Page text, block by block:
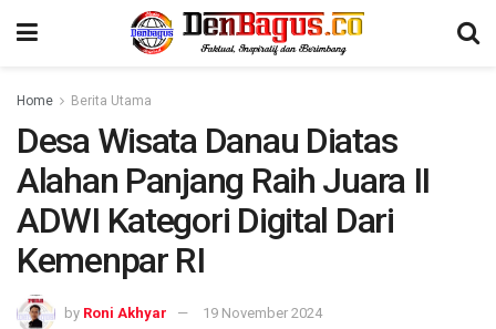
Home Berita Utama
Desa Wisata Danau Diatas
Alahan Panjang Raih Juara II
ADWI Kategori Digital Dari
Kemenpar RI
by Roni Akhyar 19 November 2024